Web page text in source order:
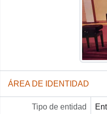
ÁREA DE IDENTIDAD
Tipo de entidad